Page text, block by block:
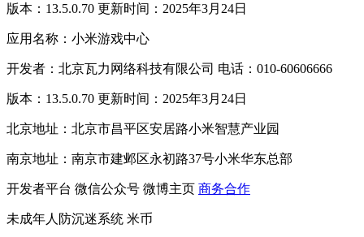
版本：13.5.0.70 更新时间：2025年3月24日
应用名称：小米游戏中心
开发者：北京瓦力网络科技有限公司 电话：010-60606666
版本：13.5.0.70 更新时间：2025年3月24日
北京地址：北京市昌平区安居路小米智慧产业园
南京地址：南京市建邺区永初路37号小米华东总部
开发者平台 微信公众号 微博主页 商务合作
未成年人防沉迷系统 米币